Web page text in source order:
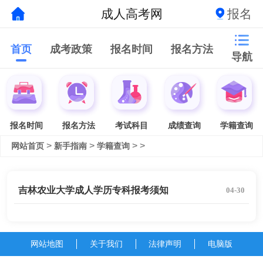
成人高考网 报名
首页 成考政策 报名时间 报名方法
导航
报名时间 报名方法 考试科目 成绩查询 学籍查询
网站首页> 新手指南> 学籍查询> >
吉林农业大学成人学历专科报考须知 04-30
网站地图 关于我们 法律声明 电脑版